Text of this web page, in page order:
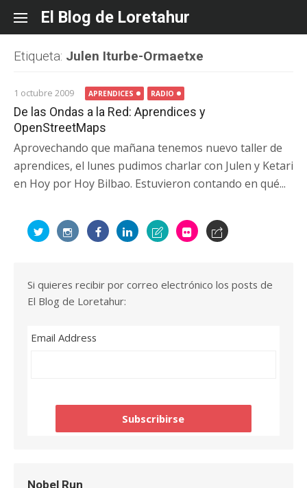
content
El Blog de Loretahur
Etiqueta: Julen Iturbe-Ormaetxe
1 octubre 2009 APRENDICES RADIO
De las Ondas a la Red: Aprendices y
OpenStreetMaps
Aprovechando que mañana tenemos nuevo taller de
aprendices, el lunes pudimos charlar con Julen y Ketari
en Hoy por Hoy Bilbao. Estuvieron contando en qué...
Si quieres recibir por correo electrónico los posts de
El Blog de Loretahur:
Email Address
Nobel Run